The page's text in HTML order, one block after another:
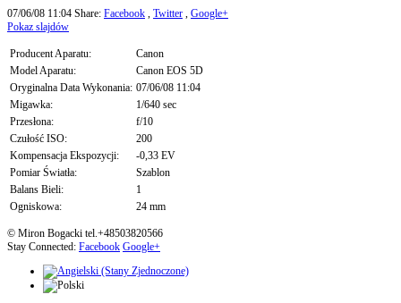
07/06/08 11:04 Share: Facebook , Twitter , Google+
Pokaz slajdów
Producent Aparatu:
Canon
Model Aparatu:
Canon EOS 5D
Oryginalna Data Wykonania: 07/06/08 11:04
Migawka:
1/640 sec
Przesłona:
f/10
Czułość ISO:
200
Kompensacja Ekspozycji:
-0,33 EV
Pomiar Światła:
Szablon
Balans Bieli:
1
Ogniskowa:
24 mm
© Miron Bogacki tel.+48503820566
Stay Connected: Facebook Google+